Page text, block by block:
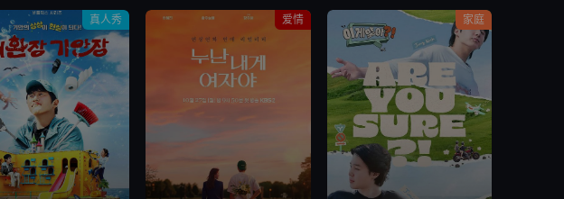
真人秀 爱情 家庭